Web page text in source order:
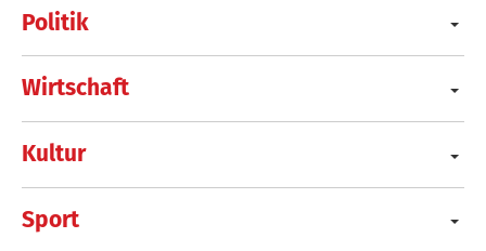
Politik
Wirtschaft
Kultur
Sport